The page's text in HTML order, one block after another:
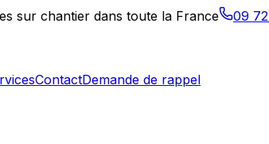
sur chantier dans toute la France 09
ContactDemande de rappel